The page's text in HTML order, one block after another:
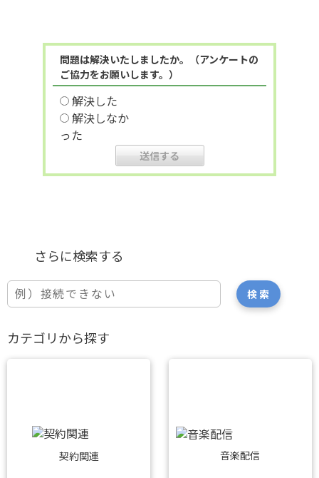
問題は解決いたしましたか。（アンケートの
ご協力をお願いします。）
解決した
解決しなか
った
カテゴリから探す
契約関連 音楽配信